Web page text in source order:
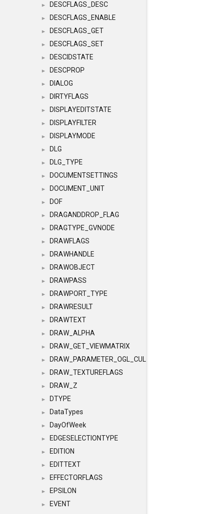
► DESCFLAGS_DESC
► DESCFLAGS_ENABLE
► DESCFLAGS_GET
► DESCFLAGS_SET
► DESCIDSTATE
► DESCPROP
► DIALOG
► DIRTYFLAGS
► DISPLAYEDITSTATE
► DISPLAYFILTER
► DISPLAYMODE
► DLG
► DLG_TYPE
► DOCUMENTSETTINGS
► DOCUMENT_UNIT
► DOF
► DRAGANDDROP_FLAG
► DRAGTYPE_GVNODE
► DRAWFLAGS
► DRAWHANDLE
► DRAWOBJECT
► DRAWPASS
► DRAWPORT_TYPE
► DRAWRESULT
► DRAWTEXT
► DRAW_ALPHA
► DRAW_GET_VIEWMATRIX
► DRAW_PARAMETER_OGL_CULLING
► DRAW_TEXTUREFLAGS
► DRAW_Z
► DTYPE
► DataTypes
► DayOfWeek
► EDGESELECTIONTYPE
► EDITION
► EDITTEXT
► EFFECTORFLAGS
► EPSILON
►
EVENT